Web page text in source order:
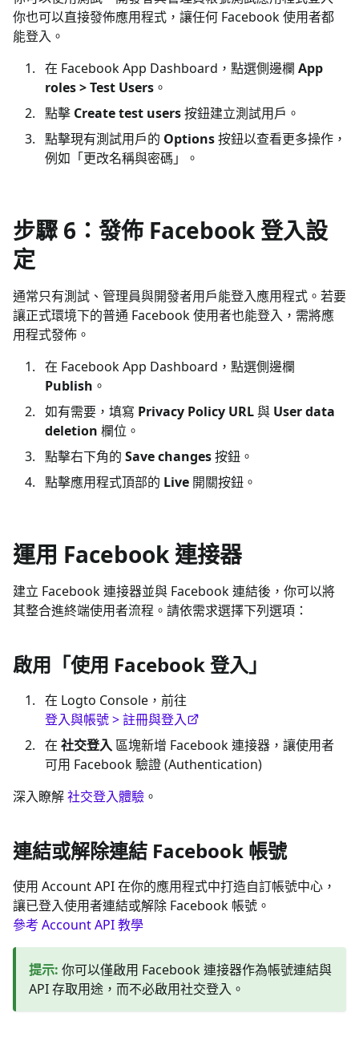
你也可以直接發佈應用程式，讓任何 Facebook 使用者都
能登入。
在 Facebook App Dashboard，點選側邊欄 App
roles > Test Users 。
點擊 Create test users按鈕建立測試用戶。
點擊現有測試用戶的 Options按鈕以查看更多操作，
例如「更改名稱與密碼」。
步驟 6：發佈 Facebook 登入設
定
通常只有測試、管理員與開發者用戶能登入應用程式。若要
讓正式環境下的普通 Facebook 使用者也能登入，需將應
用程式發佈。
在 Facebook App Dashboard，點選側邊欄
Publish 。
如有需要，填寫 Privacy Policy URL與 User data
deletion 欄位。
點擊右下角的 Save changes按鈕。
點擊應用程式頂部的 Live 開關按鈕。
運用 Facebook 連接器
建立 Facebook 連接器並與 Facebook 連結後，你可以將
其整合進終端使用者流程。請依需求選擇下列選項：
啟用「使用 Facebook 登入」
在 Logto Console，前往
登入與帳號 > 註冊與登入
在 社交登入 區塊新增 Facebook 連接器，讓使用者
可用 Facebook 驗證 (Authentication)
深入瞭解社交登入體驗 。
連結或解除連結 Facebook 帳號
使用 Account API 在你的應用程式中打造自訂帳號中心，
讓已登入使用者連結或解除 Facebook 帳號。
參考 Account API 教學
提示: 你可以僅啟用 Facebook 連接器作為帳號連結與
API 存取用途，而不必啟用社交登入。